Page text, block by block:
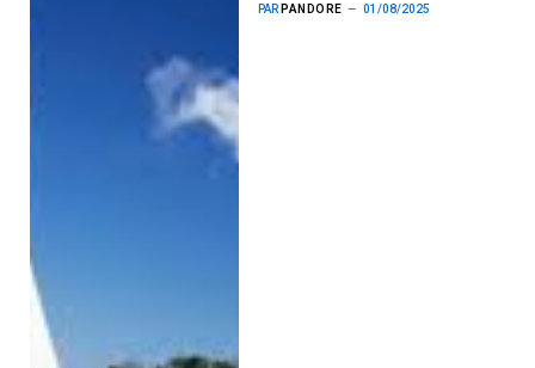
PAR PANDORE 01/08/2025